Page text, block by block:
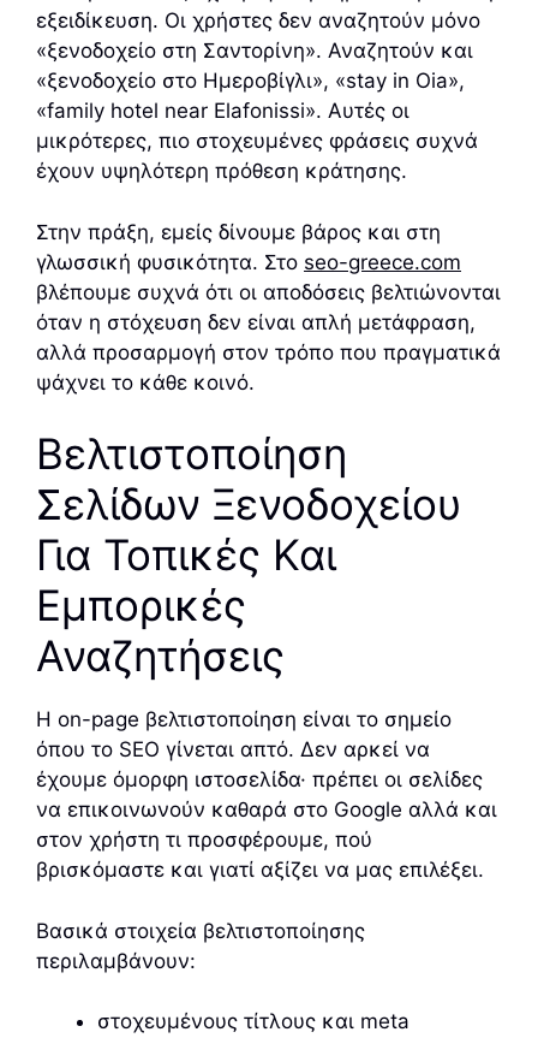
εξειδίκευση. Οι χρήστες δεν αναζητούν μόνο
«ξενοδοχείο στη Σαντορίνη». Αναζητούν και
«ξενοδοχείο στο Ημεροβίγλι», «stay in Oia»,
«family hotel near Elafonissi». Αυτές οι
μικρότερες, πιο στοχευμένες φράσεις συχνά
έχουν υψηλότερη πρόθεση κράτησης.
Στην πράξη, εμείς δίνουμε βάρος και στη
γλωσσική φυσικότητα. Στο seo-greece.com
βλέπουμε συχνά ότι οι αποδόσεις βελτιώνονται
όταν η στόχευση δεν είναι απλή μετάφραση,
αλλά προσαρμογή στον τρόπο που πραγματικά
ψάχνει το κάθε κοινό.
Βελτιστοποίηση
Σελίδων Ξενοδοχείου
Για Τοπικές Και
Εμπορικές
Αναζητήσεις
Η on-page βελτιστοποίηση είναι το σημείο
όπου το SEO γίνεται απτό. Δεν αρκεί να
έχουμε όμορφη ιστοσελίδα· πρέπει οι σελίδες
να επικοινωνούν καθαρά στο Google αλλά και
στον χρήστη τι προσφέρουμε, πού
βρισκόμαστε και γιατί αξίζει να μας επιλέξει.
Βασικά στοιχεία βελτιστοποίησης
περιλαμβάνουν:
στοχευμένους τίτλους και meta